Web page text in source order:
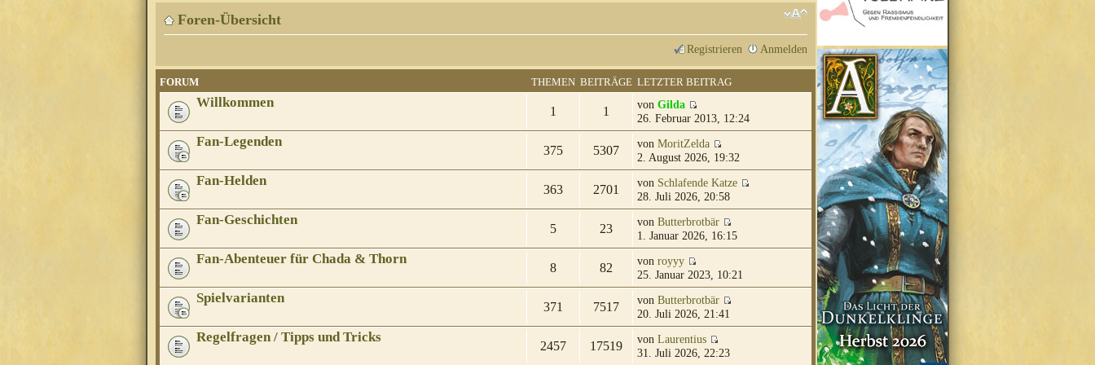
Foren-Übersicht
Registrieren Anmelden
FORUM THEMEN BEITRÄGE LETZTER BEITRAG
Willkommen
1 1 von Gilda
26. Februar 2013, 12:24
Fan-Legenden
375 5307 von MoritZelda
2. August 2026, 19:32
Fan-Helden
363 2701 von Schlafende Katze
28. Juli 2026, 20:58
Fan-Geschichten
5 23 von Butterbrotbär
1. Januar 2026, 16:15
Fan-Abenteuer für Chada & Thorn
8 82 von royyy
25. Januar 2023, 10:21
Spielvarianten
371 7517 von Butterbrotbär
20. Juli 2026, 21:41
Regelfragen / Tipps und Tricks
2457 17519 von Laurentius
31. Juli 2026, 22:23